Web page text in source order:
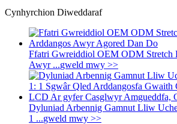
Cynhyrchion Diweddaraf
Ffatri Gwreiddiol OEM ODM Stretch
Awyr ...gweld mwy >>
Dyluniad Arbennig Gamnut Lliw
1 ...gweld mwy >>